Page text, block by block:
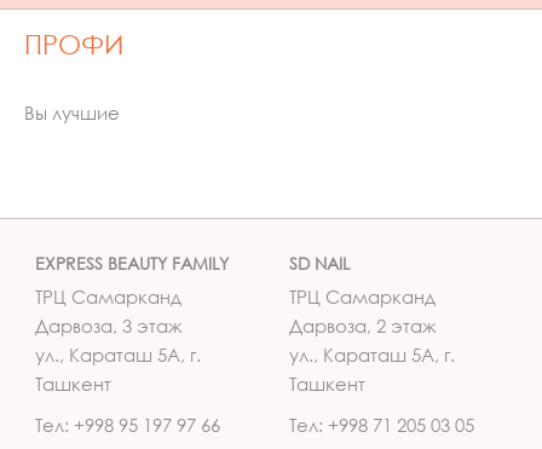
SKIP
TO
ПРОФИ
Вы лучшие
EXPRESS BEAUTY FAMILY
ТРЦ Самарканд
Дарвоза, 3 этаж
ул., Караташ 5А, г.
Ташкент
Тел: +998 95 197 97 66
SD NAIL
ТРЦ Самарканд
Дарвоза, 2 этаж
ул., Караташ 5А, г.
Ташкент
Тел: +998 71 205 03 05